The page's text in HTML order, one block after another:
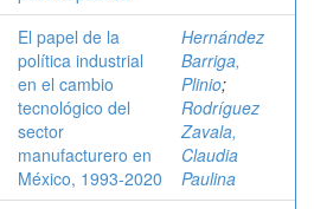
El papel de la
política industrial
en el cambio
tecnológico del
sector
manufacturero en
México, 1993-2020
Hernández
Barriga,
Plinio;
Rodríguez
Zavala,
Claudia
Paulina